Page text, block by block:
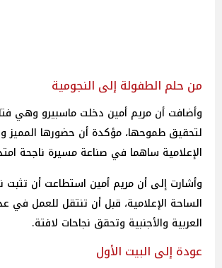
من حلم الطفولة إلى النجومية
وأضافت أن مريم أمين دخلت ماسبيرو وهي
لتحقيق طموحها، مؤكدة أن حضورها المميز
الإعلامية ساهما في صناعة مسيرة ناجحة
وأشارت إلى أن مريم أمين استطاعت أن
الساحة الإعلامية، قبل أن تنتقل للعمل في
العربية والأجنبية وتحقق نجاحات لافتة.
عودة إلى البيت الأول